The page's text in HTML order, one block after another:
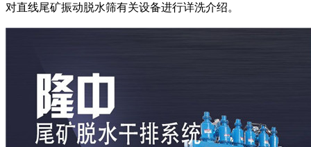
对直线尾矿振动脱水筛有关设备进行详洗介绍。